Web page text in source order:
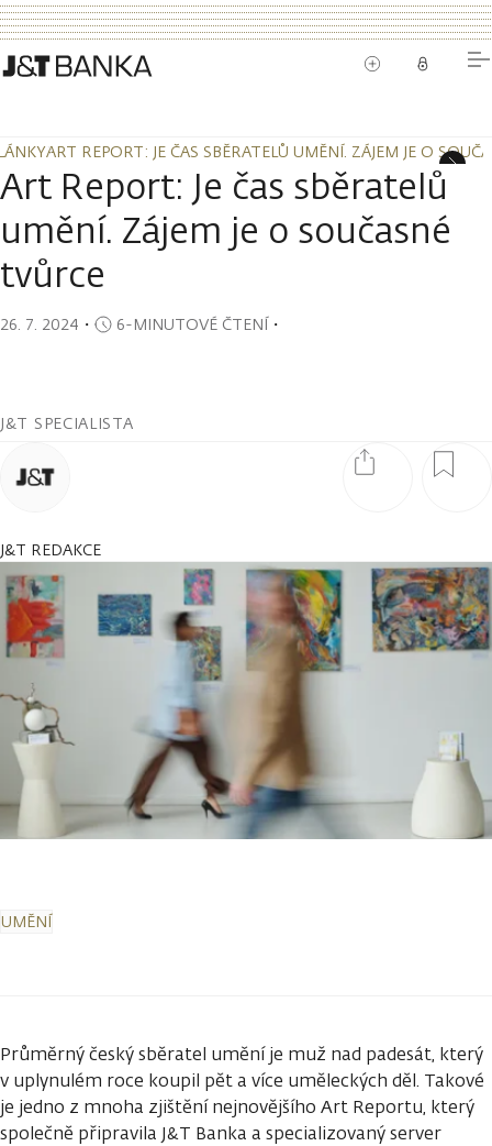
ART REPORT: JE ČAS SBĚRATELŮ UMĚNÍ. ZÁJEM JE O
ART REPORT: JE ČAS SBĚRATELŮ UMĚNÍ. ZÁJEM JE O
Art Report: Je čas sběratelů
umění. Zájem je o současné
tvůrce
26. 7. 2024 ・ 6-MINUTOVÉ ČTENÍ・
J&T SPECIALISTA
J&T REDAKCE
UMĚNÍ
Průměrný český sběratel umění je muž nad padesát, který
v uplynulém roce koupil pět a více uměleckých děl. Takové
je jedno z mnoha zjištění nejnovějšího Art Reportu, který
společně připravila J&T Banka a specializovaný server